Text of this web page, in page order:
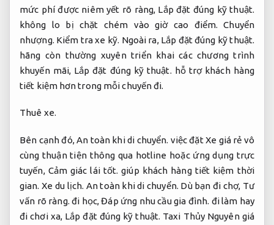
mức phí được niêm yết rõ ràng, Lắp đặt đúng kỹ thuật.
không lo bị chặt chém vào giờ cao điểm.Chuyển
nhượng. Kiểm tra xe kỹ. Ngoài ra, Lắp đặt đúng kỹ thuật.
hãng còn thường xuyên triển khai các chương trình
khuyến mãi, Lắp đặt đúng kỹ thuật. hỗ trợ khách hàng
tiết kiệm hơn trong mỗi chuyến đi.
Thuê xe.
Bên cạnh đó,An toàn khi di chuyển. việc đặt Xe giá rẻ vô
cùng thuận tiện thông qua hotline hoặc ứng dụng trực
tuyến, Cảm giác lái tốt. giúp khách hàng tiết kiệm thời
gian.Xe du lịch. An toàn khi di chuyển. Dù bạn đi chợ, Tư
vấn rõ ràng. đi học,Đáp ứng nhu cầu gia đình. đi làm hay
đi chơi xa, Lắp đặt đúng kỹ thuật. Taxi Thủy Nguyên giá